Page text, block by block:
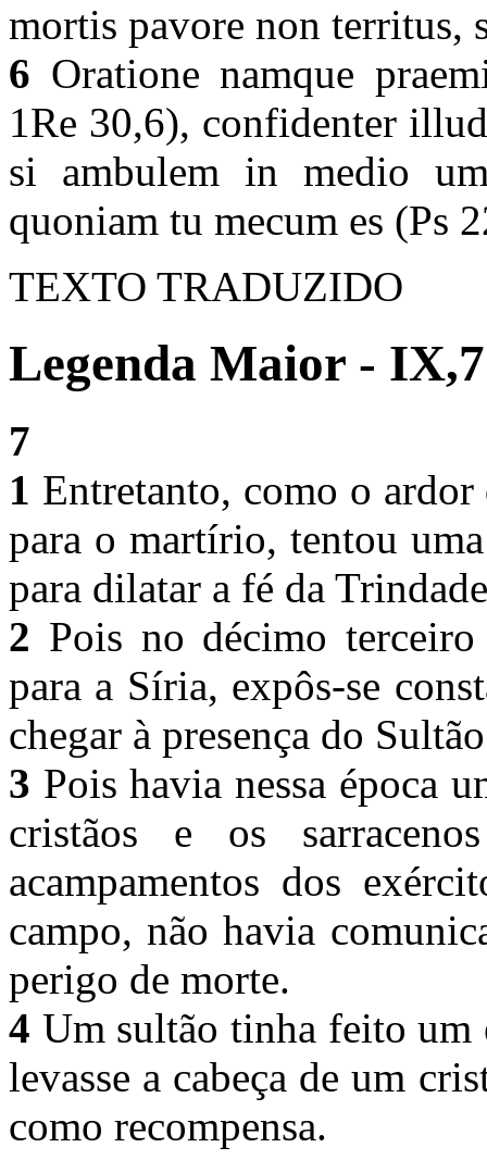
mortis pavore non territus,
6 Oratione namque
1Re 30,6), confidenter
si ambulem in medio
quoniam tu mecum es (Ps
TEXTO TRADUZIDO
Legenda Maior - IX,7
7
1 Entretanto, como o
para o martírio, tentou
para dilatar a fé da
2 Pois no décimo
para a Síria, expôs-se
chegar à presença do
3 Pois havia nessa época
cristãos e os
acampamentos dos
campo, não havia
perigo de morte.
4 Um sultão tinha feito um
levasse a cabeça de um
como recompensa.